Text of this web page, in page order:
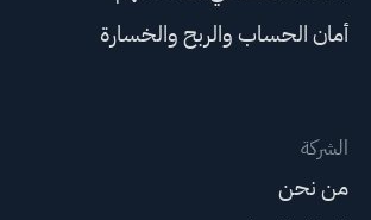
أمان الحساب والربح والخسارة
الشركة
من نحن